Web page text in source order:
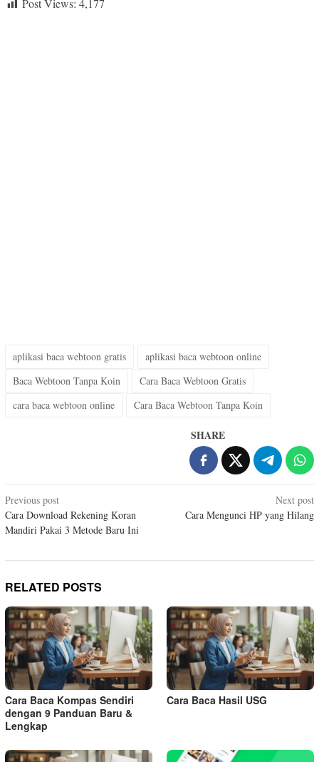
aplikasi baca webtoon gratis
aplikasi baca webtoon online
Baca Webtoon Tanpa Koin
Cara Baca Webtoon Gratis
cara baca webtoon online
Cara Baca Webtoon Tanpa Koin
SHARE
Post
navigation
Previous post
Cara Download Rekening Koran
Mandiri Pakai 3 Metode Baru Ini
Next post
Cara Mengunci HP yang Hilang
RELATED POSTS
Cara Baca Kompas Sendiri
dengan 9 Panduan Baru &
Lengkap
Cara Baca Hasil USG